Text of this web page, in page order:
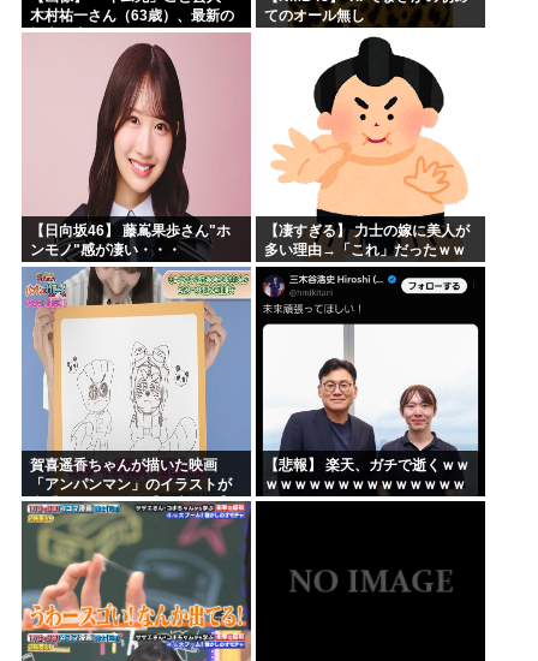
木村祐一さん（63歳）、最新の
松本人志さんとのツーショット
が完全に別人だとネット騒然！
「マジで誰かわからん」...
てのオール無し
【日向坂46】 藤嶌果歩さん"ホ
ンモノ"感が凄い・・・
【凄すぎる】 力士の嫁に美人が
多い理由→「これ」だったｗｗ
ｗｗｗｗｗ
賀喜遥香ちゃんが描いた映画
「アンパンマン」のイラストが
上手すぎる！！！【乃木坂46】
【悲報】 楽天、ガチで逝くｗｗ
ｗｗｗｗｗｗｗｗｗｗｗｗｗｗ
ｗｗｗｗ